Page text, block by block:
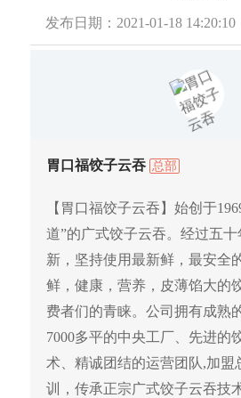
发布日期： 2021-01-18 14:20:10
胃口福饺子云吞 总部
【胃口福饺子云吞】始创于
道”的广式饺子云吞。经过五
新，坚持使用最新鲜，最安全
鲜，健康，营养，皮薄馅大的
费者们的青睐。公司拥有成熟
7000多平的中央工厂、先进的
术、精诚团结的运营团队,加盟
训，传承正宗广式饺子云吞技术